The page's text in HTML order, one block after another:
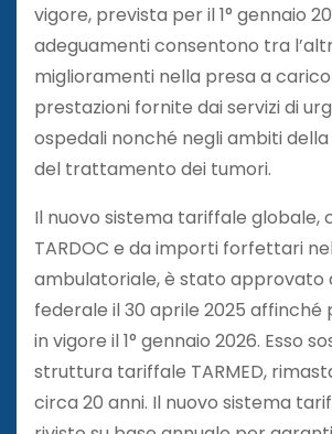
vigore, prevista per il 1° gennaio
adeguamenti consentono tra
miglioramenti nella presa a
prestazioni fornite dai servizi di
ospedali nonché negli ambiti
del trattamento dei tumori.
Il nuovo sistema tariffale globale,
TARDOC e da importi forfettari
ambulatoriale, è stato approvato
federale il 30 aprile 2025 affinché
in vigore il 1° gennaio 2026. Esso
struttura tariffale TARMED,
circa 20 anni. Il nuovo sistema